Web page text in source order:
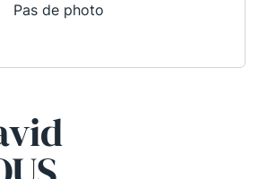
Pas de photo
?